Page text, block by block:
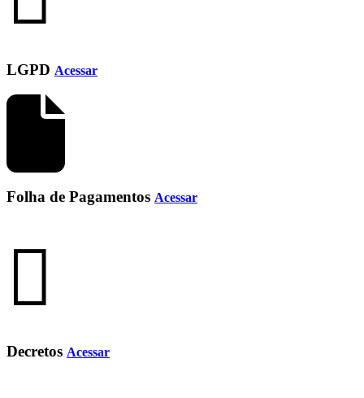
LGPD Acessar
Folha de Pagamentos Acessar
Decretos Acessar